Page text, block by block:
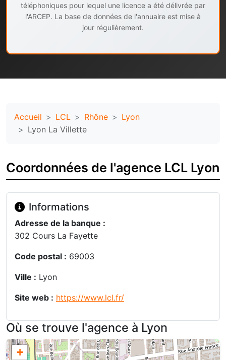
téléphoniques pour lequel une licence a été délivrée par
l'ARCEP. La base de données de l'annuaire est mise à
jour régulièrement.
Accueil LCL Rhône
Lyon
Lyon La Villette
Coordonnées de l'agence LCL Lyon
Informations
Adresse de la banque :
302 Cours La Fayette
Code postal : 69003
Ville : Lyon
Site web : https://www.lcl.fr/
Où se trouve l'agence à Lyon
+